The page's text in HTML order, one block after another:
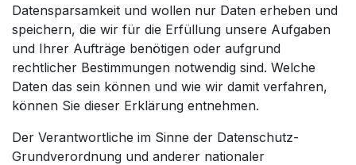
Datensparsamkeit und wollen nur Daten erheben und
speichern, die wir für die Erfüllung unsere Aufgaben
und Ihrer Aufträge benötigen oder aufgrund
rechtlicher Bestimmungen notwendig sind. Welche
Daten das sein können und wie wir damit verfahren,
können Sie dieser Erklärung entnehmen.
Der Verantwortliche im Sinne der Datenschutz-
Grundverordnung und anderer nationaler